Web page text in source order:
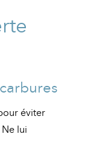
éviter
lui